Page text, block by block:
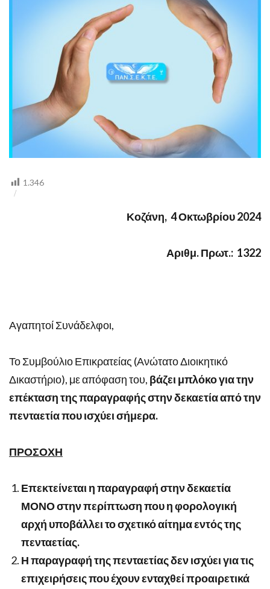
ΤΗΝ
ΠΑΡΑΓΡΑΦΗ
1.346
Κοζάνη, 4 Οκτωβρίου 2024
Αριθμ. Πρωτ.: 1322
Αγαπητοί Συνάδελφοι,
Το Συμβούλιο Επικρατείας (Ανώτατο Διοικητικό
Δικαστήριο), με απόφαση του, βάζει μπλόκο για την
επέκταση της παραγραφής στην δεκαετία από την
πενταετία που ισχύει σήμερα.
ΠΡΟΣΟΧΗ
Επεκτείνεται η παραγραφή στην δεκαετία
ΜΟΝΟ στην περίπτωση που η φορολογική
αρχή υποβάλλει το σχετικό αίτημα εντός της
πενταετίας.
Η παραγραφή της πενταετίας δεν ισχύει για τις
επιχειρήσεις που έχουν ενταχθεί προαιρετικά